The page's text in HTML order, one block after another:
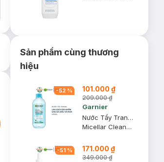
Sản phẩm cùng thương
hiệu
-52 % 101.000 ₫
209.000 ₫
Garnier
Nước Tẩy Trang Garnier Dành Cho Da Dầu Và Mụn 400ml (Mới)
Micellar Cleansing Water For Oily & Acne-Prone Skin New
-51 % 171.000 ₫
349.000 ₫